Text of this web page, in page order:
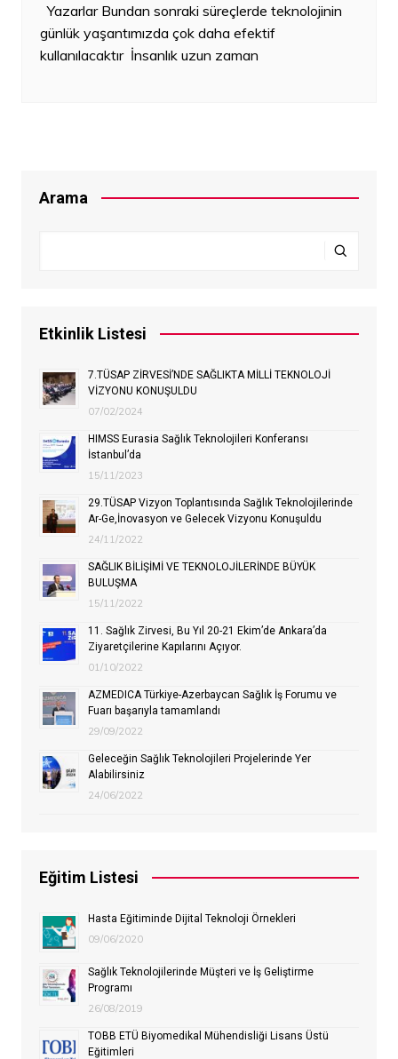
Yazarlar Bundan sonraki süreçlerde teknolojinin
günlük yaşantımızda çok daha efektif
kullanılacaktır İnsanlık uzun zaman
Arama
Etkinlik Listesi
7.TÜSAP ZİRVESİ’NDE SAĞLIKTA MİLLİ TEKNOLOJİ
VİZYONU KONUŞULDU
07/02/2024
HIMSS Eurasia Sağlık Teknolojileri Konferansı
İstanbul’da
15/11/2023
29.TÜSAP Vizyon Toplantısında Sağlık Teknolojilerinde
Ar-Ge,İnovasyon ve Gelecek Vizyonu Konuşuldu
24/11/2022
SAĞLIK BİLİŞİMİ VE TEKNOLOJİLERİNDE BÜYÜK
BULUŞMA
15/11/2022
11. Sağlık Zirvesi, Bu Yıl 20-21 Ekim’de Ankara’da
Ziyaretçilerine Kapılarını Açıyor.
01/10/2022
AZMEDICA Türkiye-Azerbaycan Sağlık İş Forumu ve
Fuarı başarıyla tamamlandı
29/09/2022
Geleceğin Sağlık Teknolojileri Projelerinde Yer
Alabilirsiniz
24/06/2022
Eğitim Listesi
Hasta Eğitiminde Dijital Teknoloji Örnekleri
09/06/2020
Sağlık Teknolojilerinde Müşteri ve İş Geliştirme
Programı
26/08/2019
TOBB ETÜ Biyomedikal Mühendisliği Lisans Üstü
Eğitimleri